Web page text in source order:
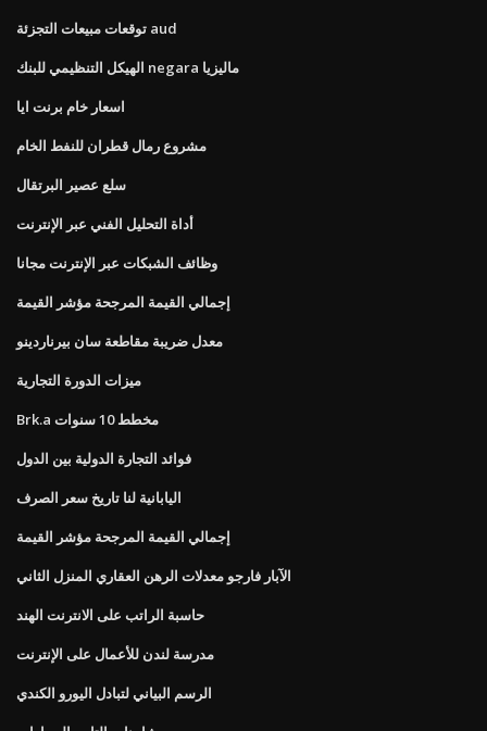
توقعات مبيعات التجزئة aud
الهيكل التنظيمي للبنك negara ماليزيا
اسعار خام برنت ايا
مشروع رمال قطران للنفط الخام
سلع عصير البرتقال
أداة التحليل الفني عبر الإنترنت
وظائف الشبكات عبر الإنترنت مجانا
إجمالي القيمة المرجحة مؤشر القيمة
معدل ضريبة مقاطعة سان بيرناردينو
ميزات الدورة التجارية
Brk.a مخطط 10 سنوات
فوائد التجارة الدولية بين الدول
اليابانية لنا تاريخ سعر الصرف
إجمالي القيمة المرجحة مؤشر القيمة
الآبار فارجو معدلات الرهن العقاري المنزل الثاني
حاسبة الراتب على الانترنت الهند
مدرسة لندن للأعمال على الإنترنت
الرسم البياني لتبادل اليورو الكندي